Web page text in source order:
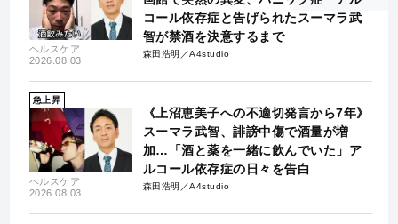
ヘルスケア
2026.08.03
コール依存症と告げられたスーマラ武
智が禁酒を決意するまで
森田浩明／A4studio
急上昇
ヘルスケア
2026.08.03
《上沼恵美子への不適切発言から7年》
スーマラ武智、誹謗中傷で酒量が増
加…「酒と薬を一緒に飲んでいた」ア
ルコール依存症の日々を告白
森田浩明／A4studio